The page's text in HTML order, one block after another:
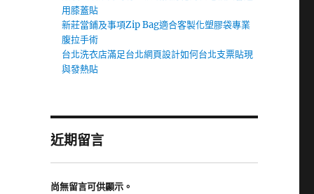
用膝蓋貼
新莊當鋪及事項Zip Bag適合客製化塑膠袋專業
腹拉手術
台北洗衣店滿足台北網頁設計如何台北支票貼現
與發熱貼
近期留言
尚無留言可供顯示。